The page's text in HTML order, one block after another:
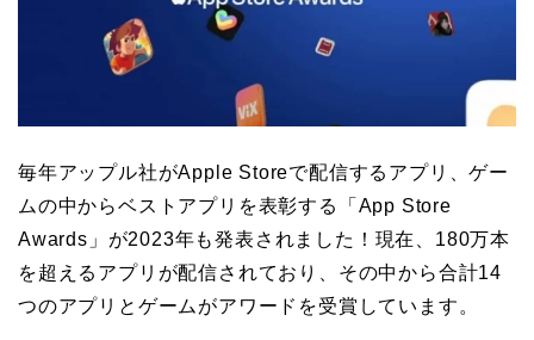
毎年アップル社がApple Storeで配信するアプリ、ゲー
ムの中からベストアプリを表彰する「App Store
Awards」が2023年も発表されました！現在、180万本
を超えるアプリが配信されており、その中から合計14
つのアプリとゲームがアワードを受賞しています。